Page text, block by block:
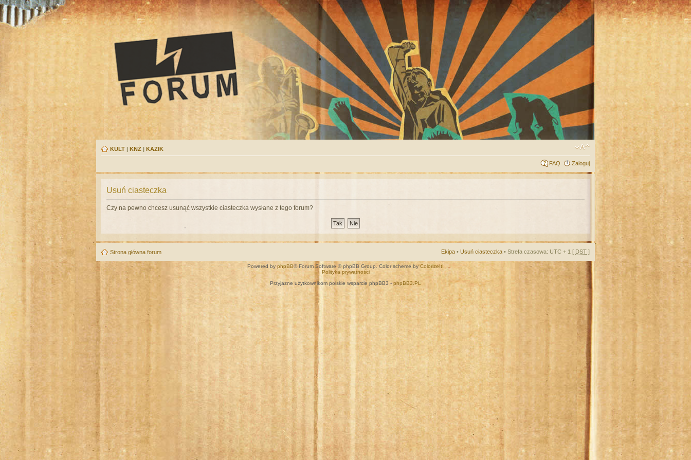
KULT | KNŻ | KAZIK
FAQ Zaloguj
Usuń ciasteczka
Czy na pewno chcesz usunąć wszystkie ciasteczka wysłane z tego forum?
Strona główna forum Ekipa • Usuń ciasteczka • Strefa czasowa: UTC + 1 [ DST ]
Powered by phpBB® Forum Software © phpBB Group. Color scheme byColorizeIt!
Polityka prywatności
Przyjazne użytkownikom polskie wsparcie phpBB3 -phpBB3.PL